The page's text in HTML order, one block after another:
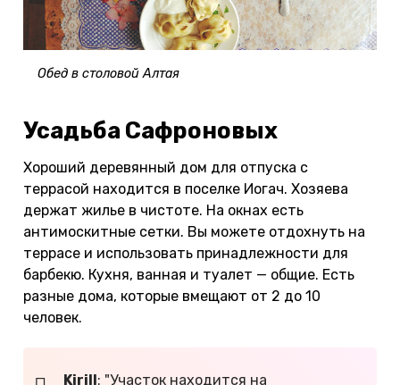
Обед в столовой Алтая
Усадьба Сафроновых
Хороший деревянный дом для отпуска с
террасой находится в поселке Иогач. Хозяева
держат жилье в чистоте. На окнах есть
антимоскитные сетки. Вы можете отдохнуть на
террасе и использовать принадлежности для
барбекю. Кухня, ванная и туалет — общие. Есть
разные дома, которые вмещают от 2 до 10
человек.
Kirill: "Участок находится на